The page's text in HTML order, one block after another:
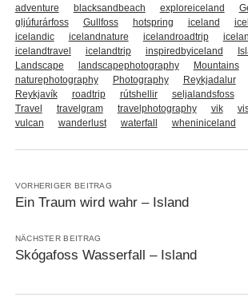
adventure
blacksandbeach exploreiceland
gljúfurárfoss
Gullfoss hotspring iceland
icelandic
icelandnature icelandroadtrip
icelandtravel
icelandtrip inspiredbyiceland
Landscape
landscapephotography Mountains
naturephotography
Photography Reykjadalur
Reykjavík
roadtrip rútshellir seljalandsfoss
Travel
travelgram travelphotography vik
vulcan
wanderlust waterfall wheniniceland
VORHERIGER BEITRAG
Ein Traum wird wahr – Island
NÄCHSTER BEITRAG
Skógafoss Wasserfall – Island